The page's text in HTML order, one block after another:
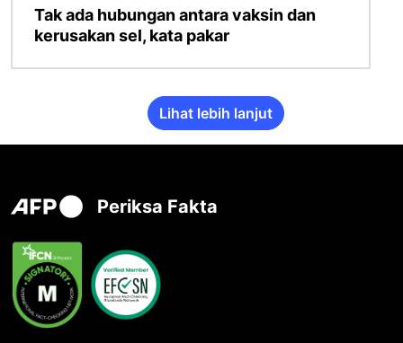
Tak ada hubungan antara vaksin dan
kerusakan sel, kata pakar
Lihat lebih lanjut
Periksa Fakta